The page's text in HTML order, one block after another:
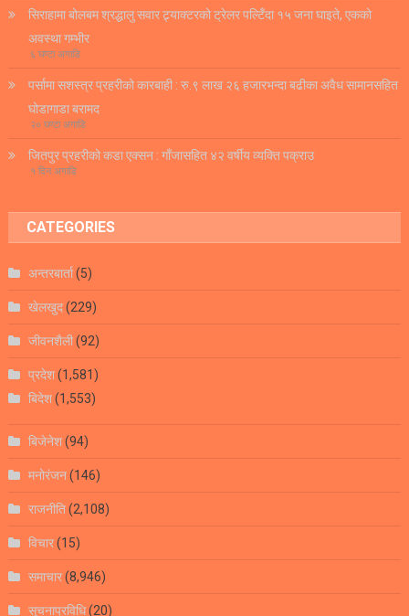
सिराहामा बोलबम श्रद्धालु सवार ट्र्याक्टरको ट्रेलर पल्टिँदा १५ जना घाइते, एकको
अवस्था गम्भीर
६ घण्टा अगाडि
पर्सामा सशस्त्र प्रहरीको कारबाही : रु.९ लाख २६ हजारभन्दा बढीका अवैध सामानसहित
घोडागाडा बरामद
२० घण्टा अगाडि
जितपुर प्रहरीको कडा एक्सन : गाँजासहित ४२ वर्षीय व्यक्ति पक्राउ
१ दिन अगाडि
CATEGORIES
अन्तरबार्ता(5)
खेलखुद(229)
जीवनशैली(92)
प्रदेश(1,581)
बिदेश(1,553)
बिजेनेश(94)
मनोरंजन(146)
राजनीति(2,108)
विचार(15)
समाचार(8,946)
सूचनाप्रविधि(20)